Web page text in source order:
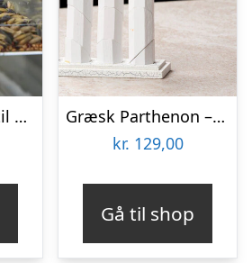
Fuglefoderbræt til Vinduet – Utenu
Græsk Parthenon – Træpuslespil
kr. 129,00
Gå til shop